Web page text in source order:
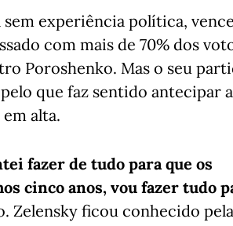
experiência política,
com mais de 70% dos
Poroshenko. Mas o seu
que faz sentido antecipar
alta.
fazer de tudo para que os
cinco anos, vou fazer tudo
Zelensky ficou conhecido